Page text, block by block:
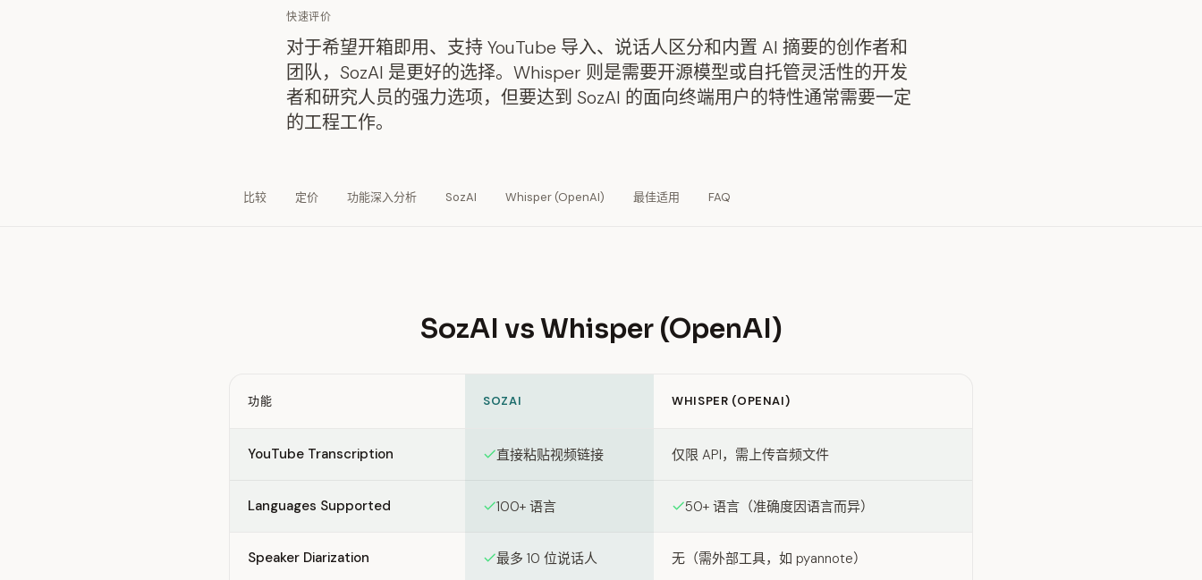
快速评价
对于希望开箱即用、支持 YouTube 导入、说话人区分和内置 AI 摘要的创作者和
团队，SozAI 是更好的选择。Whisper 则是需要开源模型或自托管灵活性的开发
者和研究人员的强力选项，但要达到 SozAI 的面向终端用户的特性通常需要一定
的工程工作。
比较 定价 功能深入分析 SozAI Whisper (OpenAI) 最佳适用 FAQ
SozAI vs Whisper (OpenAI)
功能 SOZAI WHISPER (OPENAI)
YouTube Transcription 直接粘贴视频链接 仅限 API，需上传音频文件
Languages Supported 100+ 语言 50+ 语言（准确度因语言而异）
Speaker Diarization 最多 10 位说话人 无（需外部工具，如 pyannote）